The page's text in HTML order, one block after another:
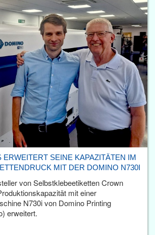
ERWEITERT SEINE KAPAZITÄTEN IM
MIT DER DOMINO N730I
von Selbstklebeetiketten Crown
mit einer
N730i von Domino Printing
erweitert.